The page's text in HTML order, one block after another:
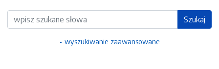
Wyszukiwarka Szukaj
wyszukiwanie zaawansowane